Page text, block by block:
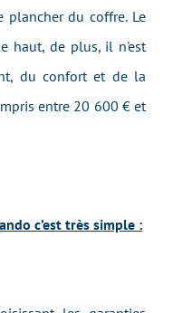
plancher du coffre. Le
haut, de plus, il n'est
du confort et de la
entre 20 600 € et
c’est très simple :